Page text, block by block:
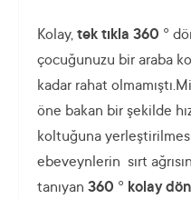
Kolay, tek tıkla 360 °
çocuğunuzu bir araba
kadar rahat
öne bakan bir şekilde
koltuğuna
ebeveynlerin sırt
tanıyan 360 ° kolay